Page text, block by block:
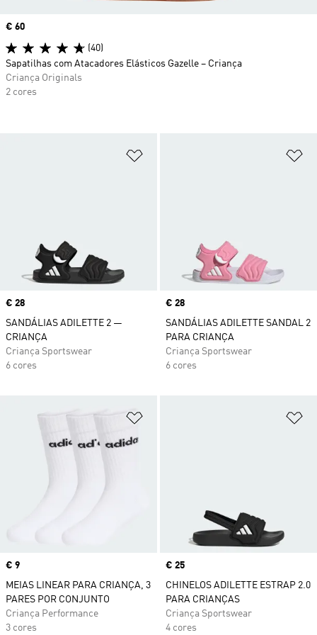
Price
€ 28
SANDÁLIAS ADILETTE 2 —
CRIANÇA
Criança Sportswear
6 cores
Price
€ 28
SANDÁLIAS ADILETTE SANDAL 2
PARA CRIANÇA
Criança Sportswear
6 cores
Price
€ 9
MEIAS LINEAR PARA CRIANÇA, 3
PARES POR CONJUNTO
Criança Performance
3 cores
Price
€ 25
CHINELOS ADILETTE ESTRAP 2.0
PARA CRIANÇAS
Criança Sportswear
4 cores
Price
€ 60
(40)
Sapatilhas com Atacadores Elásticos Gazelle – Criança
Criança Originals
2 cores